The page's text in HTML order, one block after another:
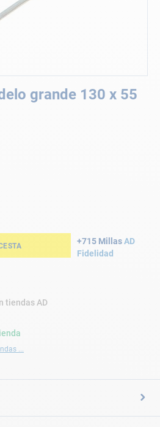
grande 130 x 55
+715 MillasAD
Fidelidad
tiendas AD
...